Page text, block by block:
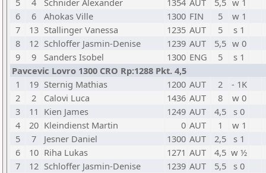
5
4 Schnider Alexander 1354 AUT 5,5 w 1
6
6 Ahokas Ville 1300 FIN 5
w 1
7
13 Stallinger Vanessa 1235 AUT 5
s 1
8
12 Schloffer Jasmin-Denise 1239 AUT 5,5 w 0
9
9 Sanders Isobel 1300 ENG 5
s 1
Pavcevic Lovro 1300 CRO Rp:1288 Pkt. 4,5
1
19 Sternig Mathias 1200 AUT 2
- 1K
2
2 Calovi Luca 1436 AUT 8
w 0
3
11 Kien James 1249 AUT 4,5
s 0
4
20 Kleindienst Martin 0 AUT 1
w 1
5
7 Jesner Daniel 1300 AUT 2,5
s 1
6
10 Riha Lukas 1271 AUT 4,5 w ½
7
12 Schloffer Jasmin-Denise 1239 AUT 5,5
s 0